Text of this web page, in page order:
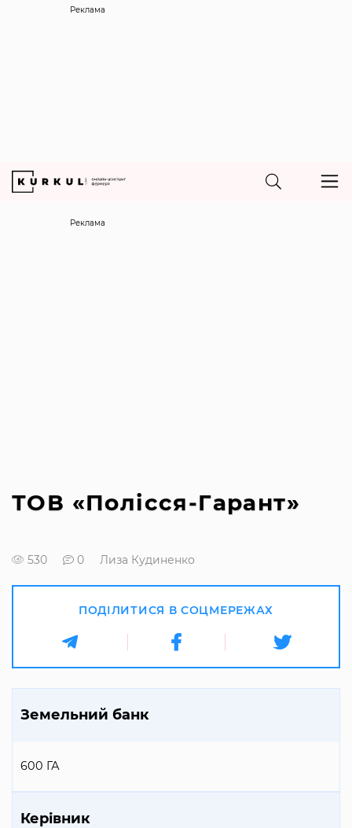
Реклама
ТОВ «Полісся-Гарант»
530 0 Лиза Кудиненко
ПОДІЛИТИСЯ В СОЦМЕРЕЖАХ
Земельний банк
600 ГА
Керівник
Реклама